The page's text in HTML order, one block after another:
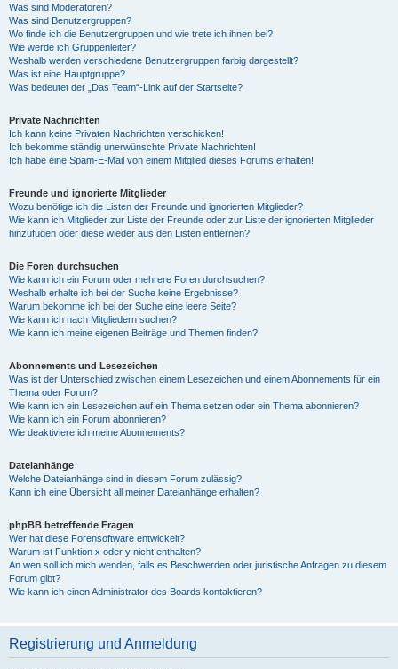
Was sind Moderatoren?
Was sind Benutzergruppen?
Wo finde ich die Benutzergruppen und wie trete ich ihnen bei?
Wie werde ich Gruppenleiter?
Weshalb werden verschiedene Benutzergruppen farbig dargestellt?
Was ist eine Hauptgruppe?
Was bedeutet der „Das Team“-Link auf der Startseite?
Private Nachrichten
Ich kann keine Privaten Nachrichten verschicken!
Ich bekomme ständig unerwünschte Private Nachrichten!
Ich habe eine Spam-E-Mail von einem Mitglied dieses Forums erhalten!
Freunde und ignorierte Mitglieder
Wozu benötige ich die Listen der Freunde und ignorierten Mitglieder?
Wie kann ich Mitglieder zur Liste der Freunde oder zur Liste der ignorierten Mitglieder
hinzufügen oder diese wieder aus den Listen entfernen?
Die Foren durchsuchen
Wie kann ich ein Forum oder mehrere Foren durchsuchen?
Weshalb erhalte ich bei der Suche keine Ergebnisse?
Warum bekomme ich bei der Suche eine leere Seite?
Wie kann ich nach Mitgliedern suchen?
Wie kann ich meine eigenen Beiträge und Themen finden?
Abonnements und Lesezeichen
Was ist der Unterschied zwischen einem Lesezeichen und einem Abonnements für ein
Thema oder Forum?
Wie kann ich ein Lesezeichen auf ein Thema setzen oder ein Thema abonnieren?
Wie kann ich ein Forum abonnieren?
Wie deaktiviere ich meine Abonnements?
Dateianhänge
Welche Dateianhänge sind in diesem Forum zulässig?
Kann ich eine Übersicht all meiner Dateianhänge erhalten?
phpBB betreffende Fragen
Wer hat diese Forensoftware entwickelt?
Warum ist Funktion x oder y nicht enthalten?
An wen soll ich mich wenden, falls es Beschwerden oder juristische Anfragen zu diesem
Forum gibt?
Wie kann ich einen Administrator des Boards kontaktieren?
Registrierung und Anmeldung